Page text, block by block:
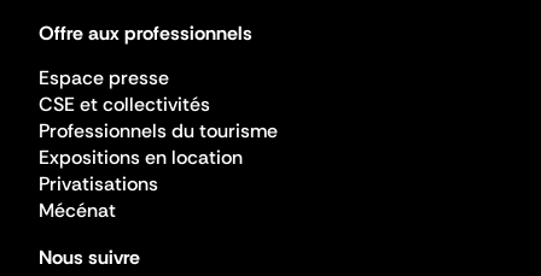
Offre aux professionnels
Espace presse
CSE et collectivités
Professionnels du tourisme
Expositions en location
Privatisations
Mécénat
Nous suivre